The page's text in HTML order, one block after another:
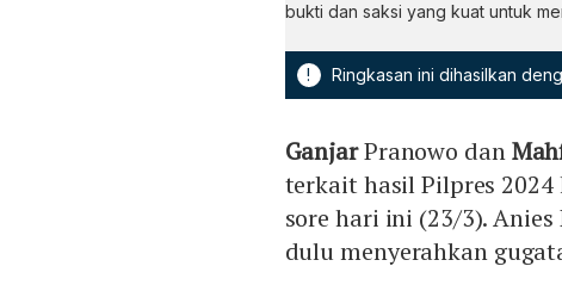
bukti dan saksi yang kuat untuk
! Ringkasan ini dihasilkan
GanjarPranowo dan
terkait hasil Pilpres
sore hari ini (23/3).
dulu menyerahkan